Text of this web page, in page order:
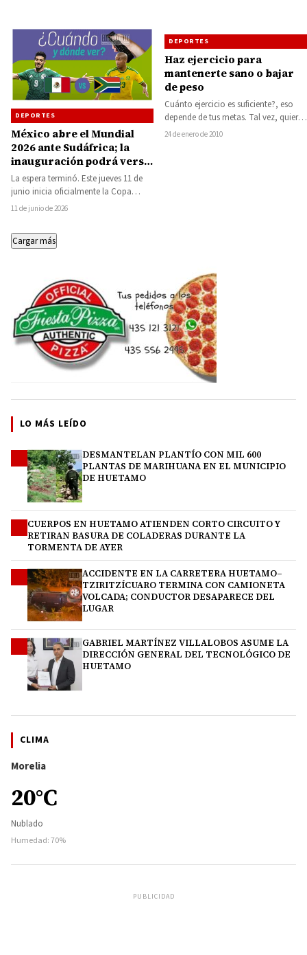
DEPORTES
México abre el Mundial
2026 ante Sudáfrica; la
inauguración podrá verse
gratis en televisión abierta
La espera terminó. Este jueves 11 de
junio inicia oficialmente la Copa
Mundial de la FIFA 2026 con…
11 de junio de 2026
DEPORTES
Haz ejercicio para
mantenerte sano o bajar
de peso
Cuánto ejercicio es suficiente?, eso
depende de tus metas. Tal vez, quieras
hacer ejercicio sólo para mantenerte
24 de enero de 2010
Cargar más
LO MÁS LEÍDO
DESMANTELAN PLANTÍO CON MIL 600
PLANTAS DE MARIHUANA EN EL MUNICIPIO
DE HUETAMO
CUERPOS EN HUETAMO ATIENDEN CORTO CIRCUITO Y
RETIRAN BASURA DE COLADERAS DURANTE LA
TORMENTA DE AYER
ACCIDENTE EN LA CARRETERA HUETAMO–
TZIRITZÍCUARO TERMINA CON CAMIONETA
VOLCADA; CONDUCTOR DESAPARECE DEL
LUGAR
GABRIEL MARTÍNEZ VILLALOBOS ASUME LA
DIRECCIÓN GENERAL DEL TECNOLÓGICO DE
HUETAMO
CLIMA
Morelia
20°C
Nublado
Humedad: 70%
PUBLICIDAD